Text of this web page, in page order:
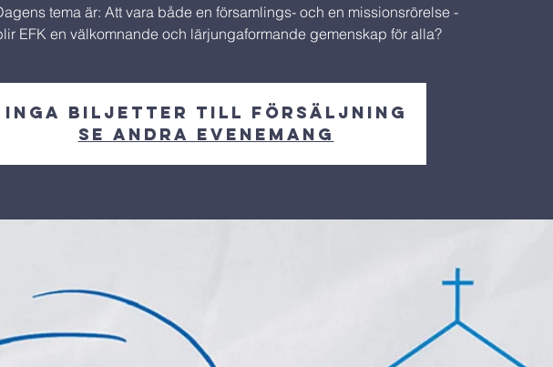
tema är: Att vara både en församlings- och en missionsrörelse -
EFK en välkomnande och lärjungaformande gemenskap för alla?
Inga biljetter till försäljning
Se andra evenemang